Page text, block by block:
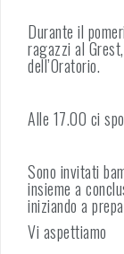
Durante il
ragazzi al
dell’Oratorio.
Alle 17.00 ci
Sono invitati
insieme a
iniziando a
Vi aspettiamo